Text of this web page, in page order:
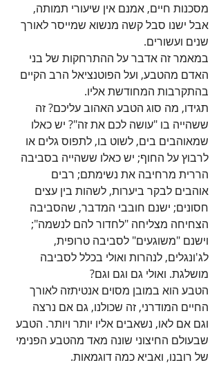
מסכנות חיים, אמנם אין שיעורי תמותה,
אבל ישנו סבל קשה מנשוא שמייסר לאורך
שנים ועשורים.
במאמר זה אדבר על ההתרחקות של בני
האדם מהטבע, ועל הפוטנציאל הרב הקיים
בהתקרבות המחודשת אליו.
תגידו, מה סוג הטבע האהוב עליכם? זה
ששהייה בו "עושה לכם את זה"? יש כאלו
שמאוהבים בים, לשוט בו, לתפוס גלים או
לרבוץ על החוף; יש כאלו ששהייה בסביבה
הררית מרחיבה את נשימתם; רבים
אוהבים לבקר ביערות, לשהות בין עצים
חסונים; ישנם חובבי המדבר, שהסביבה
הצחיחה מצליחה "לחדור להם לנשמה";
וישנם "משוגעים" לסביבה טרופית,
לג'ונגלים, לנהרות ואולי בכלל לסביבה
מושלגת. ואולי גם וגם וגם?
הטבע הוא במובן מסוים אנטיתזה לאורך
החיים המודרני, זה שכולנו, גם אם נרצה
וגם אם לאו, נשאבים אליו יותר ויותר. הטבע
שבעולם החיצוני שונה מאד מהטבע הפנימי
של רובנו, ואביא כמה דוגמאות.